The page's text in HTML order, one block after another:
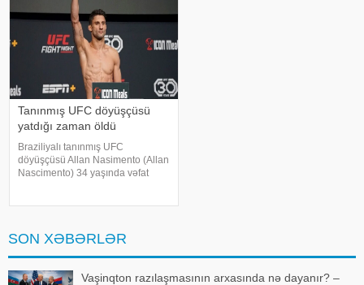
Tanınmış UFC döyüşçüsü
yatdığı zaman öldü
Braziliyalı tanınmış UFC
döyüşçüsü Allan Nasimento (Allan
Nascimento) 34 yaşında vəfat
həyatını itirib
SON XƏBƏRLƏR
Vaşinqton razılaşmasının arxasında nə dayanır? –